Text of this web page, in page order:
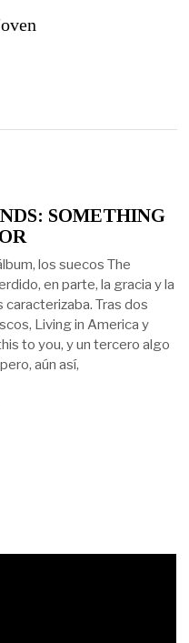
SOMETHING
los suecos The
en parte, la gracia y la
caracterizaba. Tras dos
Living in America y
to you, y un tercero algo
aún así,